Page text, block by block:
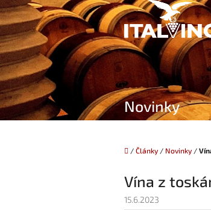
Přejít
na
obsah
Novinky
Domů
/ Články / Novinky /
Vína z
15.6.2023